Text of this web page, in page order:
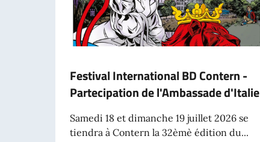
Festival International BD Contern -
Partecipation de l'Ambassade d'Italie
Samedi 18 et dimanche 19 juillet 2026 se
tiendra à Contern la 32èmè édition du...